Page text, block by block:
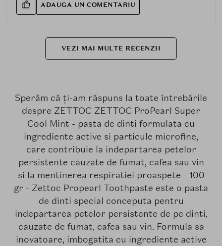
ADAUGA UN COMENTARIU
VEZI MAI MULTE RECENZII
Sperăm că ți-am răspuns la toate întrebările
despre ZETTOC ZETTOC ProPearl Super
Cool Mint - pasta de dinti formulata cu
ingrediente active si particule microfine,
care contribuie la indepartarea petelor
persistente cauzate de fumat, cafea sau vin
si la mentinerea respiratiei proaspete - 100
gr - Zettoc Propearl Toothpaste este o pasta
de dinti special conceputa pentru
indepartarea petelor persistente de pe dinti,
cauzate de fumat, cafea sau vin. Formula sa
inovatoare, imbogatita cu ingrediente active